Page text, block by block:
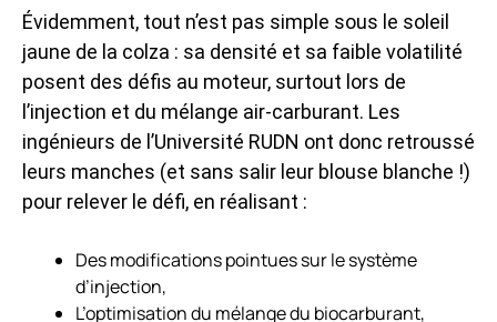
Évidemment, tout n’est pas simple sous le soleil
jaune de la colza : sa densité et sa faible volatilité
posent des défis au moteur, surtout lors de
l’injection et du mélange air-carburant. Les
ingénieurs de l’Université RUDN ont donc retroussé
leurs manches (et sans salir leur blouse blanche !)
pour relever le défi, en réalisant :
Des modifications pointues sur le système
d’injection,
L’optimisation du mélange du biocarburant,